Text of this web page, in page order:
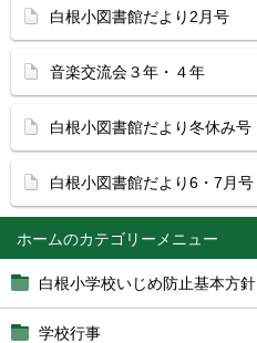
ホーム
白根小学校いじめ防止基本方針
学校行事
白根小図書館だより2月号
音楽交流会３年・４年
白根小図書館だより冬休み号
白根小図書館だより6・7月号